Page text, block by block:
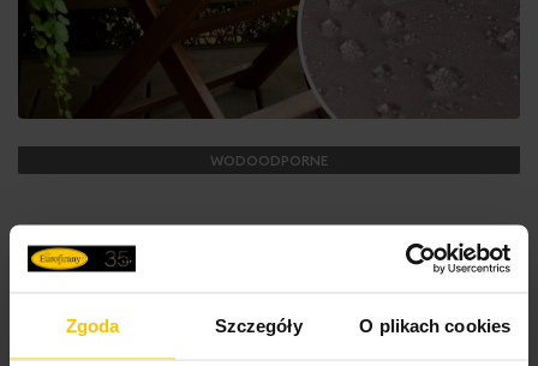
Zgoda Szczegóły O plikach cookies
WODOODPORNE
Poszewka na poduszkę 45x45 cm z gładkiej tkaniny